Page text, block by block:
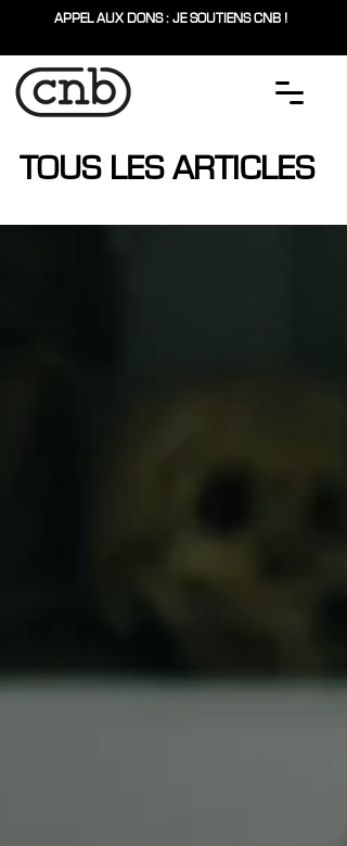
APPEL AUX DONS : JE SOUTIENS CNB !
TOUS LES ARTICLES